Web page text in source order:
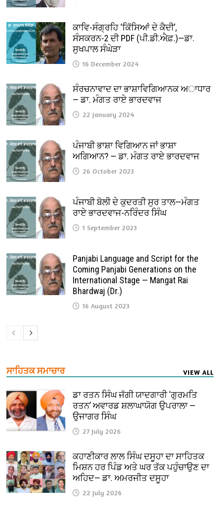
ਕਾਵਿ-ਸੰਗ੍ਰਹਿ ‘ਕਿੱਸਿਆਂ ਦੇ ਕੈਦੀ’,
ਸੰਸਕਰਨ-2 ਦੀ PDF (ਪੀ.ਡੀ.ਐਫ਼.)—ਡਾ.
ਸੁਖਪਾਲ ਸੰਘੇੜਾ
16 December 2024
ਸੰਰਚਨਾਵਾਦ ਦਾ ਭਾਸ਼ਾਵਿਗਿਆਨਕ ਅਾਧਾਰ
— ਡਾ. ਮੰਗਤ ਰਾਏ ਭਾਰਦਵਾਜ
22 January 2024
ਪੰਜਾਬੀ ਭਾਸ਼ਾ ਵਿਗਿਆਨ ਜਾਂ ਭਾਸ਼ਾ
ਅਗਿਆਨ? — ਡਾ. ਮੰਗਤ ਰਾਏ ਭਾਰਦਵਾਜ
26 October 2023
ਪੰਜਾਬੀ ਬੋਲੀ ਦੇ ਕੁਦਰਤੀ ਸੁਰ ਤਾਲ—ਮੰਗਤ
ਰਾਏ ਭਾਰਦਵਾਜ-ਨਰਿੰਦਰ ਸਿੰਘ
1 September 2023
Panjabi Language and Script for the
Coming Panjabi Generations on the
International Stage — Mangat Rai
Bhardwaj (Dr.)
16 August 2023
ਸਾਹਿਤਕ ਸਮਾਚਾਰ VIEW ALL
ਡਾ ਰਤਨ ਸਿੰਘ ਜੱਗੀ ਯਾਦਗਾਰੀ ‘ਗੁਰਮਤਿ
ਰਤਨ’ ਅਵਾਰਡ ਸ਼ਲਾਘਾਯੋਗ ਉਪਰਾਲਾ —
ਉਜਾਗਰ ਸਿੰਘ
27 July 2026
ਕਹਾਣੀਕਾਰ ਲਾਲ ਸਿੰਘ ਦਸੂਹਾ ਦਾ ਸਾਹਿਤਕ
ਮਿਸ਼ਨ ਹਰ ਪਿੰਡ ਅਤੇ ਘਰ ਤੱਕ ਪਹੁੰਚਾਉਣ ਦਾ
ਅਹਿਦ— ਡਾ. ਅਮਰਜੀਤ ਦਸੂਹਾ
22 July 2026